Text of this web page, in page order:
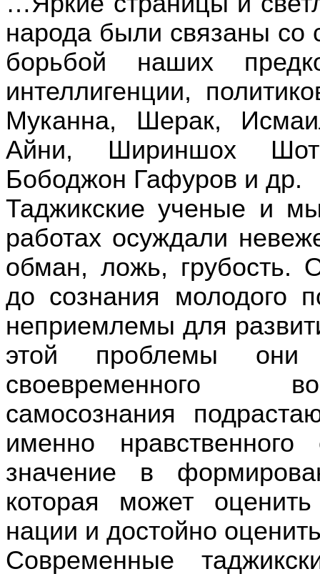
народа были связаны со
борьбой наших
интеллигенции,
Муканна, Шерак,
Айни, Шириншох
Бободжон Гафуров и др.
Таджикские ученые и
работах осуждали
обман, ложь, грубость.
до сознания молодого
неприемлемы для
этой проблемы они
своевременного
самосознания
именно
значение в
которая может
нации и достойно
Современные